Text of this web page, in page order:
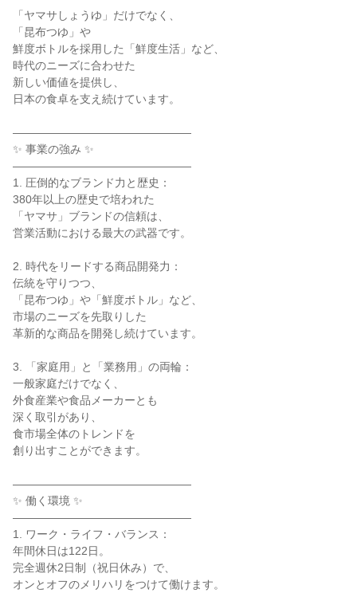
「ヤマサしょうゆ」だけでなく、
「昆布つゆ」や
鮮度ボトルを採用した「鮮度生活」など、
時代のニーズに合わせた
新しい価値を提供し、
日本の食卓を支え続けています。
――――――――――――――――
✨ 事業の強み ✨
――――――――――――――――
1. 圧倒的なブランド力と歴史：
380年以上の歴史で培われた
「ヤマサ」ブランドの信頼は、
営業活動における最大の武器です。
2. 時代をリードする商品開発力：
伝統を守りつつ、
「昆布つゆ」や「鮮度ボトル」など、
市場のニーズを先取りした
革新的な商品を開発し続けています。
3. 「家庭用」と「業務用」の両輪：
一般家庭だけでなく、
外食産業や食品メーカーとも
深く取引があり、
食市場全体のトレンドを
創り出すことができます。
――――――――――――――――
✨ 働く環境 ✨
――――――――――――――――
1. ワーク・ライフ・バランス：
年間休日は122日。
完全週休2日制（祝日休み）で、
オンとオフのメリハリをつけて働けます。